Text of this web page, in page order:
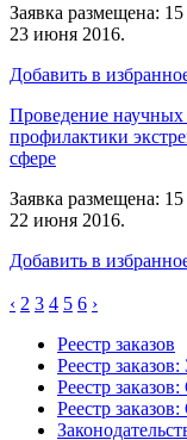
Заявка размещена:
23 июня 2016.
Добавить в
Проведение
профилактики
сфере
Заявка размещена:
22 июня 2016.
Добавить в
‹ 2 3 4 5 6 ›
Реестр заказов
Реестр
Реестр
Реестр